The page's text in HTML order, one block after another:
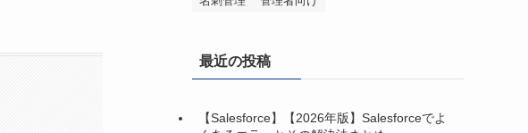
最近の投稿
【Salesforce】【2026年版】Salesforceでよ